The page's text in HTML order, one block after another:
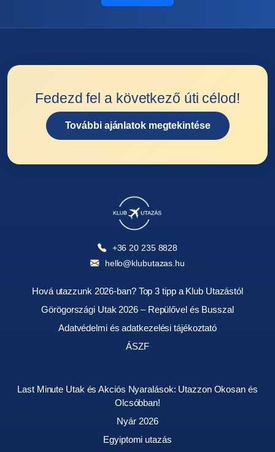
Fedezd fel a következő úti célod!
További ajánlatok megtekintése
+36 20 235 8828
hello@klubutazas.hu
Hová utazzunk 2026-ban? Top 3 tipp a Klub Utazástól
Görögországi Utak 2026 – Repülővel és Busszal
Adatvédelmi és adatkezelési tájékoztató
ÁSZF
Last Minute Utak és Akciós Nyaralások: Utazzon Okosan és
Olcsóbban!
Nyár 2026
Egyiptomi utazás